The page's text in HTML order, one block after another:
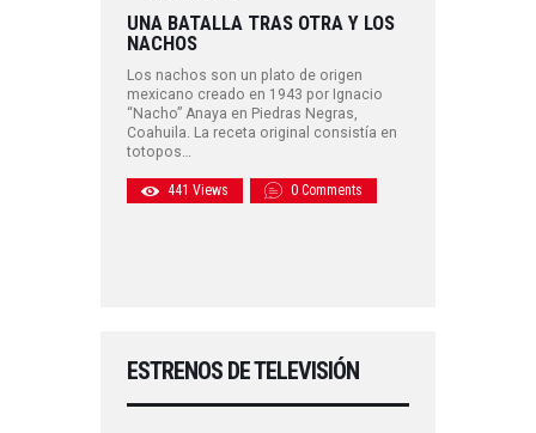
UNA BATALLA TRAS OTRA Y LOS
NACHOS
Los nachos son un plato de origen
mexicano creado en 1943 por Ignacio
“Nacho” Anaya en Piedras Negras,
Coahuila. La receta original consistía en
totopos…
441 Views 0 Comments
ESTRENOS DE TELEVISIÓN